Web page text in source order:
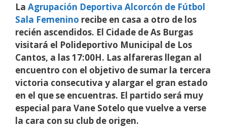
La Agrupación Deportiva Alcorcón de Fútbol
Sala Femenino recibe en casa a otro de los
recién ascendidos. El Cidade de As Burgas
visitará el Polideportivo Municipal de Los
Cantos, a las 17:00H. Las alfareras llegan al
encuentro con el objetivo de sumar la tercera
victoria consecutiva y alargar el gran estado
en el que se encuentras. El partido será muy
especial para Vane Sotelo que vuelve a verse
la cara con su club de origen.